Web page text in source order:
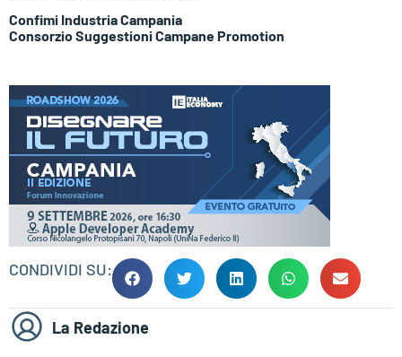
Confimi Industria Campania
Consorzio Suggestioni Campane Promotion
CONDIVIDI SU:
La Redazione